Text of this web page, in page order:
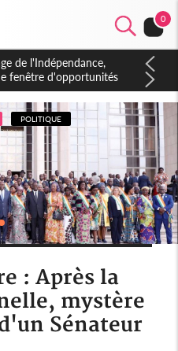
0
la fronde, les agents
avec la direction sur les
POLITIQUE
: Après la
mystère
Sénateur